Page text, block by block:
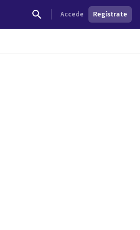
Accede Regístrate